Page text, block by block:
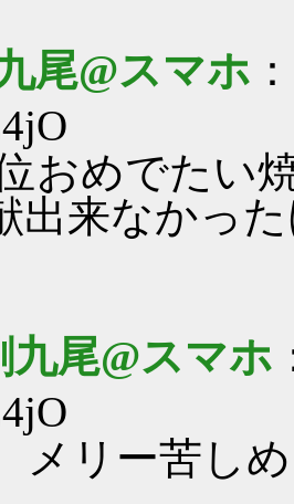
尾@スマホ
おめでたい
出来なかっ
九尾@スマホ
メリー苦し